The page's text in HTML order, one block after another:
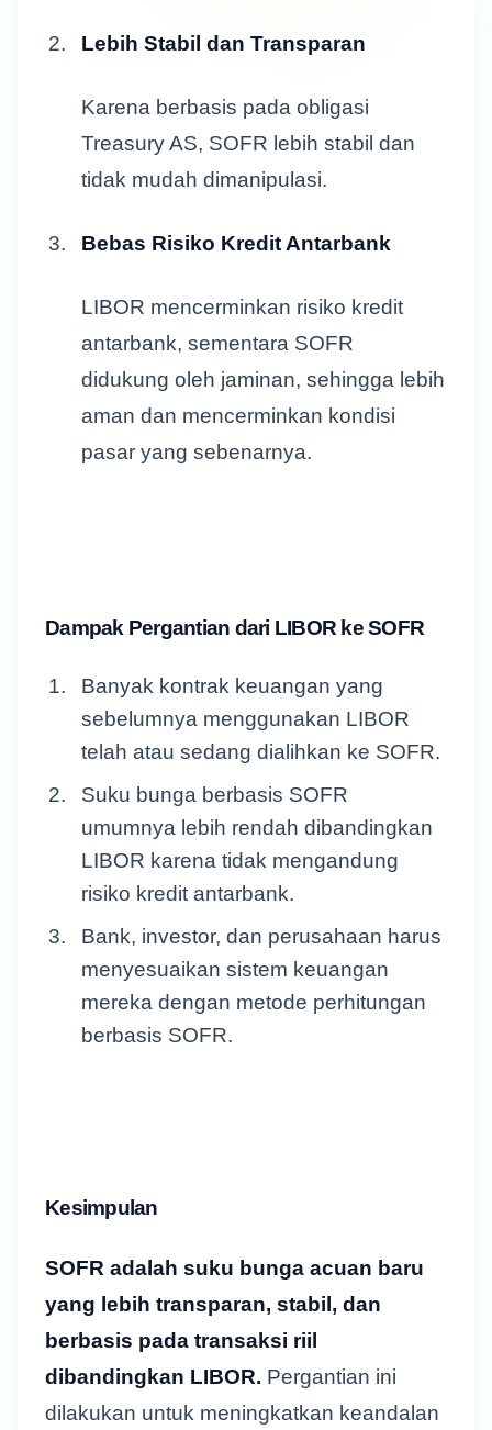
Lebih Stabil dan Transparan
Karena berbasis pada obligasi
Treasury AS, SOFR lebih stabil dan
tidak mudah dimanipulasi.
Bebas Risiko Kredit Antarbank
LIBOR mencerminkan risiko kredit
antarbank, sementara SOFR
didukung oleh jaminan, sehingga lebih
aman dan mencerminkan kondisi
pasar yang sebenarnya.
Dampak Pergantian dari LIBOR ke SOFR
Banyak kontrak keuangan yang
sebelumnya menggunakan LIBOR
telah atau sedang dialihkan ke SOFR.
Suku bunga berbasis SOFR
umumnya lebih rendah dibandingkan
LIBOR karena tidak mengandung
risiko kredit antarbank.
Bank, investor, dan perusahaan harus
menyesuaikan sistem keuangan
mereka dengan metode perhitungan
berbasis SOFR.
Kesimpulan
SOFR adalah suku bunga acuan baru
yang lebih transparan, stabil, dan
berbasis pada transaksi riil
dibandingkan LIBOR. Pergantian ini
dilakukan untuk meningkatkan keandalan